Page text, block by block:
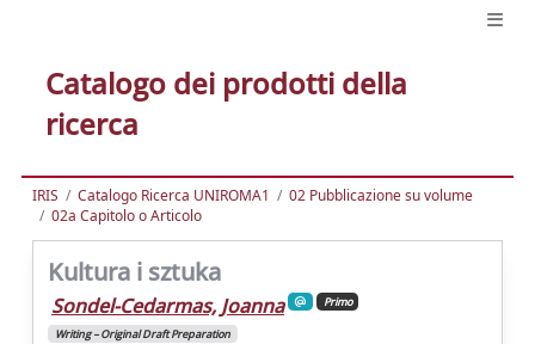
Catalogo dei prodotti della
ricerca
IRIS Catalogo Ricerca UNIROMA1
02 Pubblicazione su volume
02a Capitolo o Articolo
Kultura i sztuka
Sondel-Cedarmas, Joanna Primo
Writing – Original Draft Preparation